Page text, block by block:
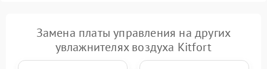
Замена платы управления на других
увлажнителях воздуха Kitfort